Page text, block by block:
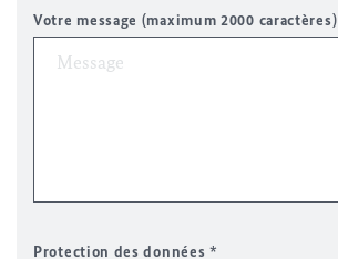
Votre message (maximum 2000 caractères)
Protection des données*